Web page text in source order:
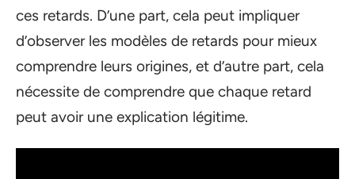
ces retards. D’une part, cela peut impliquer
d’observer les modèles de retards pour mieux
comprendre leurs origines, et d’autre part, cela
nécessite de comprendre que chaque retard
peut avoir une explication légitime.